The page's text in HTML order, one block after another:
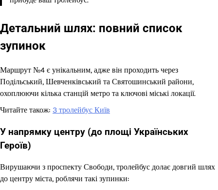
Детальний шлях: повний список
зупинок
Маршрут №4 є унікальним, адже він проходить через
Подільський, Шевченківський та Святошинський райони,
охоплюючи кілька станцій метро та ключові міські локації.
Читайте також: 3 тролейбус Київ
У напрямку центру (до площі Українських
Героїв)
Вирушаючи з проспекту Свободи, тролейбус долає довгий шлях
до центру міста, роблячи такі зупинки: